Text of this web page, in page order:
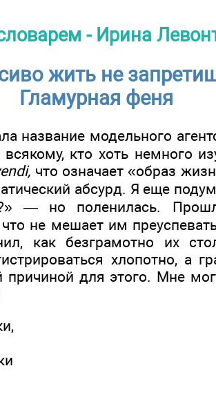
- Ирина
жить не
Гламурная феня
название модельного
кто хоть немного
что означает «образ
абсурд. Я еще
— но поленилась.
не мешает им
как безграмотно их
хлопотно, а
для этого. Мне